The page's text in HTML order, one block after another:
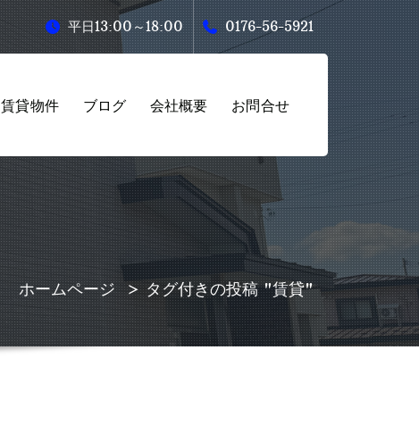
平日13:00～18:00 0176-56-5921
賃貸物件 ブログ 会社概要 お問合せ
ホームページ>タグ付きの投稿 "賃貸"